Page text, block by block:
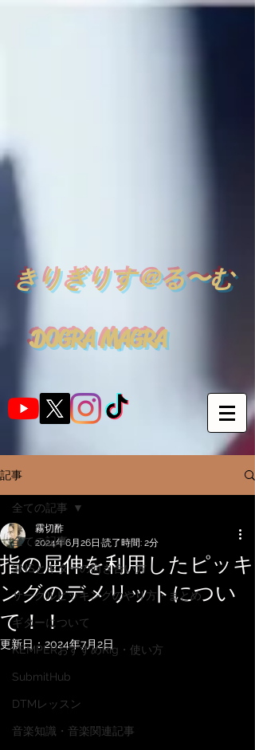
きりぎりす＠る〜む
DOGRA MAGRA
記事
全ての記事
SNSとギターの向き合い方
サークルピッキングのやり方・まとめ
ギターについて
KEMPERおすすめRig・使い方
SubmitHub
DTMレッスン
音楽知識・音楽関連記事
全ての記事
指の屈伸を利用したピッキ
ングのデメリットについ
て！！
霧切酢
2024年6月26日 読了時間: 2分
更新日：2024年7月2日